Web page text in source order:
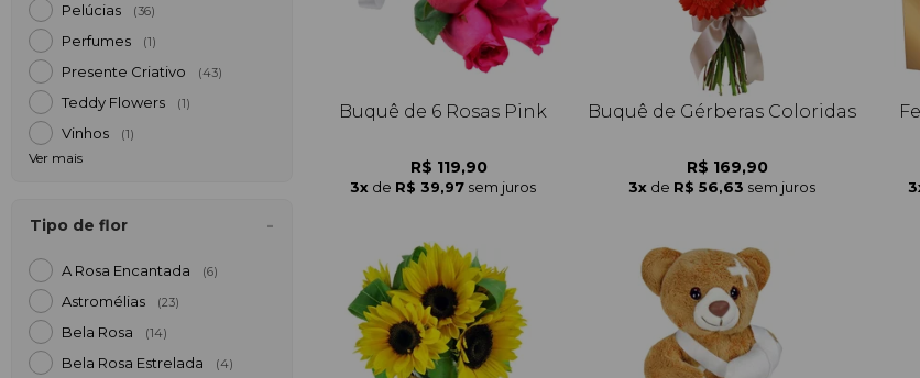
Pelúcias (36)
Perfumes (1)
Presente Criativo (43)
Teddy Flowers (1)
Vinhos (1)
Ver mais
Tipo de flor
A Rosa Encantada (6)
Astromélias (23)
Bela Rosa (14)
Bela Rosa Estrelada (4)
Buquê de 6 Rosas Pink
R$ 119,90
3x de R$ 39,97 sem juros
Buquê de Gérberas Coloridas
R$ 169,90
3x de R$ 56,63 sem juros